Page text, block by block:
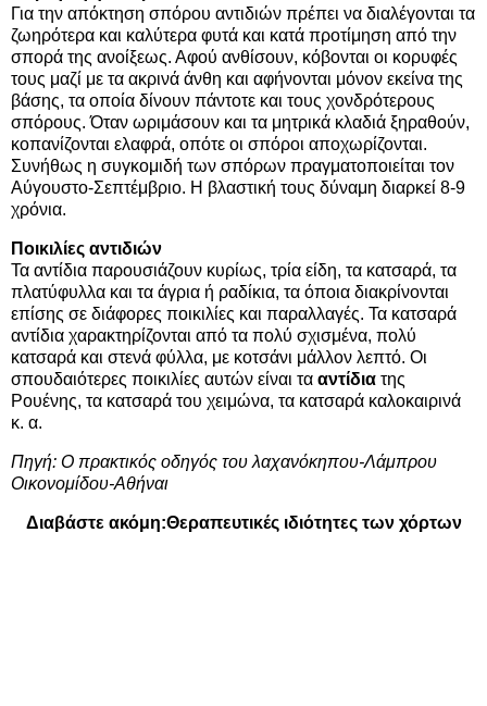
Για την απόκτηση σπόρου αντιδιών πρέπει να διαλέγονται τα
ζωηρότερα και καλύτερα φυτά και κατά προτίμηση από την
σπορά της ανοίξεως. Αφού ανθίσουν, κόβονται οι κορυφές
τους μαζί με τα ακρινά άνθη και αφήνονται μόνον εκείνα της
βάσης, τα οποία δίνουν πάντοτε και τους χονδρότερους
σπόρους. Όταν ωριμάσουν και τα μητρικά κλαδιά ξηραθούν,
κοπανίζονται ελαφρά, οπότε οι σπόροι αποχωρίζονται.
Συνήθως η συγκομιδή των σπόρων πραγματοποιείται τον
Αύγουστο-Σεπτέμβριο. Η βλαστική τους δύναμη διαρκεί 8-9
χρόνια.
Ποικιλίες αντιδιών
Τα αντίδια παρουσιάζουν κυρίως, τρία είδη, τα κατσαρά, τα
πλατύφυλλα και τα άγρια ή ραδίκια, τα όποια διακρίνονται
επίσης σε διάφορες ποικιλίες και παραλλαγές. Τα κατσαρά
αντίδια χαρακτηρίζονται από τα πολύ σχισμένα, πολύ
κατσαρά και στενά φύλλα, με κοτσάνι μάλλον λεπτό. Οι
σπουδαιότερες ποικιλίες αυτών είναι τα αντίδια της
Ρουένης, τα κατσαρά του χειμώνα, τα κατσαρά καλοκαιρινά
κ. α.
Πηγή: Ο πρακτικός οδηγός του λαχανόκηπου-Λάμπρου
Οικονομίδου-Αθήναι
Διαβάστε ακόμη:Θεραπευτικές ιδιότητες των χόρτων